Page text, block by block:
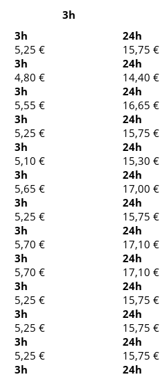
3h
3h
5,25 €
24h
15,75 €
3h
4,80 €
24h
14,40 €
3h
5,55 €
24h
16,65 €
3h
5,25 €
24h
15,75 €
3h
5,10 €
24h
15,30 €
3h
5,65 €
24h
17,00 €
3h
5,25 €
24h
15,75 €
3h
5,70 €
24h
17,10 €
3h
5,70 €
24h
17,10 €
3h
5,25 €
24h
15,75 €
3h
5,25 €
24h
15,75 €
3h
5,25 €
24h
15,75 €
3h
24h